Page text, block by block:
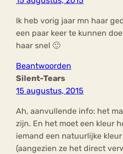
Ik heb vorig jaar mn haar
een paar keer te kunnen
haar snel 🙂
Beantwoorden
Silent-Tears
15 augustus, 2015
Ah, aanvullende info: het
zijn. En het moet een kleur
iemand een natuurlijke
(aangezien ze het direct